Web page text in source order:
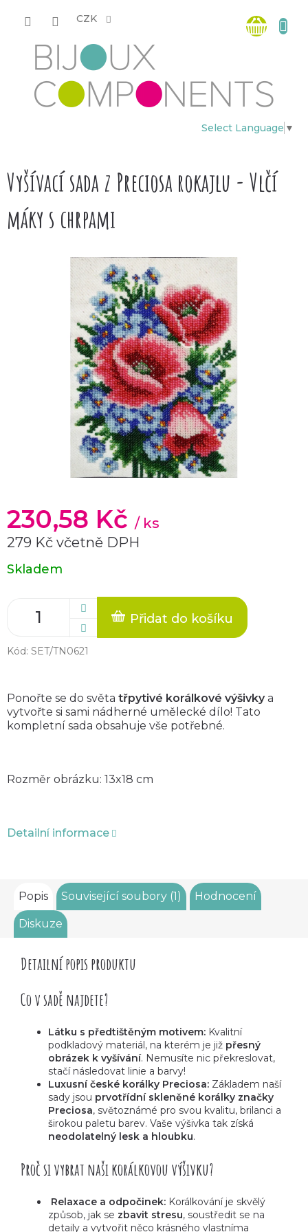
CZK
Select Language ▼
košík
Vyšívací sada z Preciosa rokajlu - Vlčí
máky s chrpami
230,58 Kč / ks
279 Kč včetně DPH
Měrná
cena:
Skladem
Přidat do košíku
Kód: SET/TN0621
Ponořte se do světa třpytivé korálkové výšivkya
vytvořte si sami nádherné umělecké dílo! Tato
kompletní sada obsahuje vše potřebné.
Rozměr obrázku: 13x18 cm
Detailní informace
Popis Související soubory (1) Hodnocení
Diskuze
Detailní popis produktu
Co v sadě najdete?
Látku s předtištěným motivem: Kvalitní
podkladový materiál, na kterém je již přesný
obrázek k vyšívání. Nemusíte nic překreslovat,
stačí následovat linie a barvy!
Luxusní české korálky Preciosa: Základem naší
sady jsou prvotřídní skleněné korálky značky
Preciosa, světoznámé pro svou kvalitu, brilanci a
širokou paletu barev. Vaše výšivka tak získá
neodolatelný lesk a hloubku.
Proč si vybrat naši korálkovou výšivku?
Relaxace a odpočinek: Korálkování je skvělý
způsob, jak se zbavit stresu, soustředit se na
detaily a vytvořit něco krásného vlastníma